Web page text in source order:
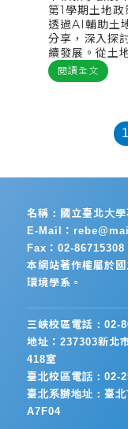
第1學期土地
透過AI輔助土
分享，深入探
續發展。從土
發，解析徵收
證……
閱讀全文
1
三峽校區電話：02-
地址：237303新北
418室
臺北校區電話：02-
臺北系辦地址：臺
A7F04
名稱：國立臺北大
E-Mail：
Fax：02-86715308
本網站著作權屬於
環境學系。